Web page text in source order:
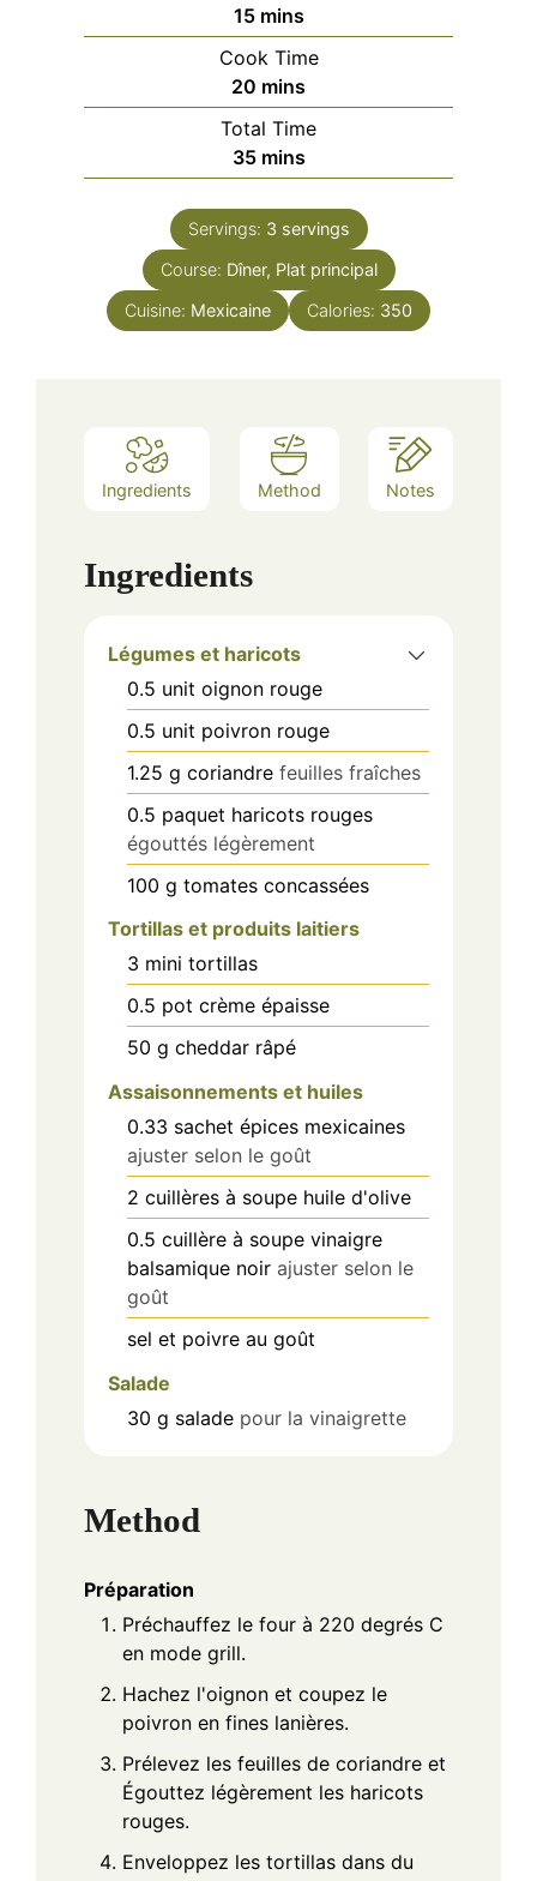
15minutes
mins
Cook Time
20 minutes
mins
Total Time
35minutes
mins
Servings: 3 servings
Course: Dîner, Plat principal
Cuisine: Mexicaine Calories: 350
Ingredients Method Notes
Ingredients
Légumes et haricots
0.5 unit oignon rouge
0.5 unit poivron rouge
1.25 g coriandre feuilles fraîches
0.5 paquet haricots rouges
égouttés légèrement
100 g tomates concassées
Tortillas et produits laitiers
3 mini tortillas
0.5 pot crème épaisse
50 g cheddar râpé
Assaisonnements et huiles
0.33 sachet épices mexicaines
ajuster selon le goût
2 cuillères à soupe huile d'olive
0.5 cuillère à soupe vinaigre
balsamique noir ajuster selon le
goût
sel et poivre au goût
Salade
30 g salade pour la vinaigrette
Method
Préparation
Préchauffez le four à 220 degrés C
en mode grill.
Hachez l'oignon et coupez le
poivron en fines lanières.
Prélevez les feuilles de coriandre et
Égouttez légèrement les haricots
rouges.
Enveloppez les tortillas dans du